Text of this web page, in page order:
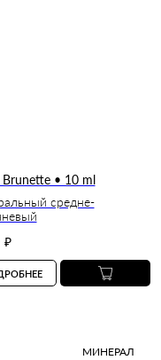
Brunette • 10 ml
средне-
₽
МИНЕРАЛ